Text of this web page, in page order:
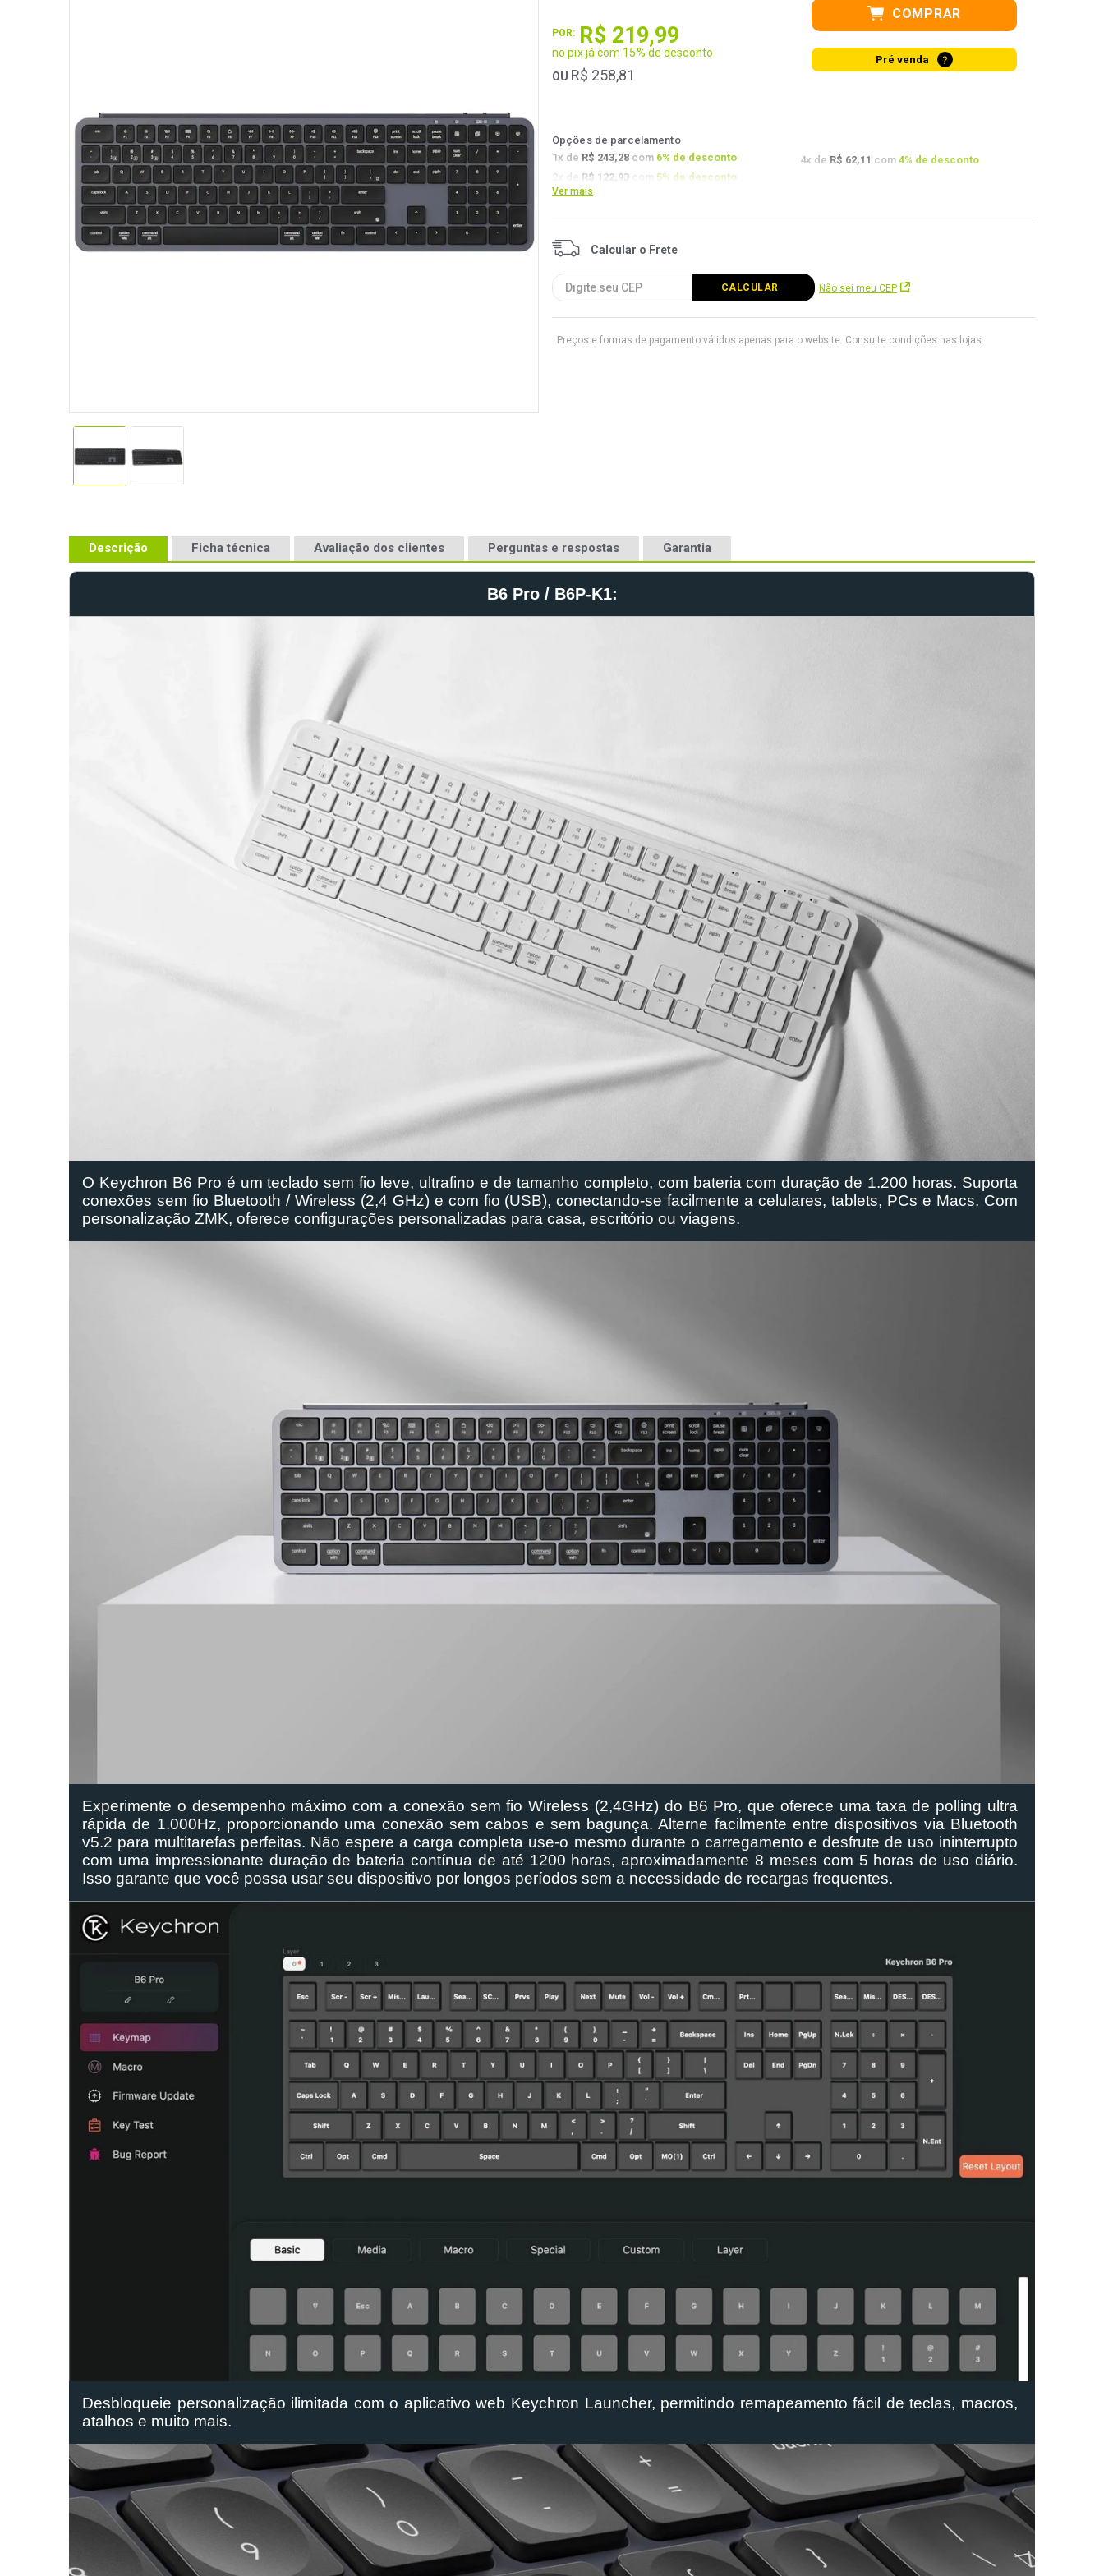
POR: R$ 219,99
no pix já com 15% de desconto
OU R$ 258,81
COMPRAR
Pré venda ?
Opções de parcelamento
1x de R$ 243,28 com 6% de desconto
2
R$ 122,93 5% de desconto
4x de R$ 62,11 com 4% de desconto
Ver mais
Não sei meu CEP
Preços e formas de pagamento válidos apenas para o website. Consulte condições nas lojas.
Descrição Ficha técnica Avaliação dos clientes Perguntas e respostas Garantia
B6 Pro / B6P-K1:
O Keychron B6 Pro é um teclado sem fio leve, ultrafino e de tamanho completo, com bateria com duração de 1.200 horas. Suporta
conexões sem fio Bluetooth / Wireless (2,4 GHz) e com fio (USB), conectando-se facilmente a celulares, tablets, PCs e Macs. Com
personalização ZMK, oferece configurações personalizadas para casa, escritório ou viagens.
Experimente o desempenho máximo com a conexão sem fio Wireless (2,4GHz) do B6 Pro, que oferece uma taxa de polling ultra
rápida de 1.000Hz, proporcionando uma conexão sem cabos e sem bagunça. Alterne facilmente entre dispositivos via Bluetooth
v5.2 para multitarefas perfeitas. Não espere a carga completa use-o mesmo durante o carregamento e desfrute de uso ininterrupto
com uma impressionante duração de bateria contínua de até 1200 horas, aproximadamente 8 meses com 5 horas de uso diário.
Isso garante que você possa usar seu dispositivo por longos períodos sem a necessidade de recargas frequentes.
Desbloqueie personalização ilimitada com o aplicativo web Keychron Launcher, permitindo remapeamento fácil de teclas, macros,
atalhos e muito mais.